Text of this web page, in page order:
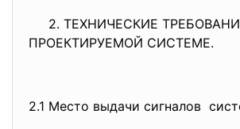
2. ТЕХНИЧЕСКИЕ
ПРОЕКТИРУЕМОЙ СИСТЕМЕ.
2.1 Место выдачи сигналов